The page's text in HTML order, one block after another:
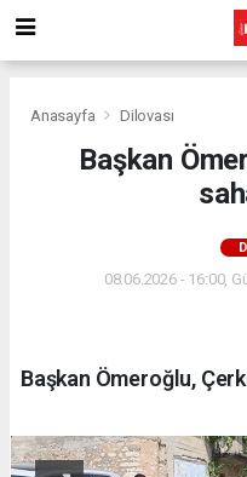
Anasayfa Dilovası
Başkan
08.06.2026 - 16:00,
Başkan Ömeroğlu,